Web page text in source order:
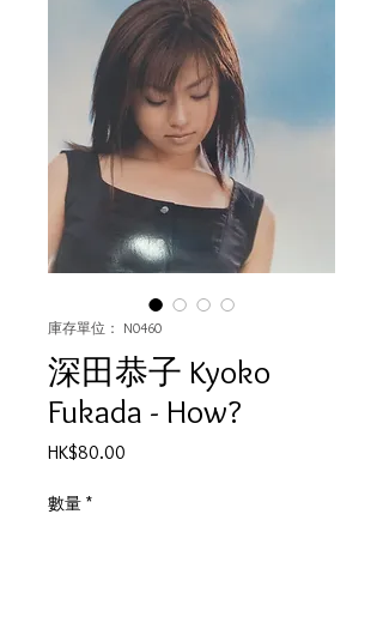
庫存單位： N0460
深田恭子 Kyoko
Fukada - How?
HK$80.00
數量 *